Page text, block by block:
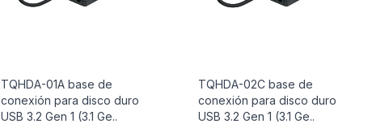
TQHDA-01A base de
conexión para disco duro
USB 3.2 Gen 1 (3.1 Ge..
TQHDA-02C base de
conexión para disco duro
USB 3.2 Gen 1 (3.1 Ge..